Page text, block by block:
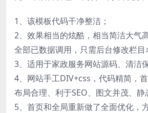
1、该模板代码干净整洁；
2、效果相当的炫酷，相当简洁大气
全部已数据调用，只需后台修改栏目
3、适用于家政服务网站源码、清洁
4、网站手工DIV+css，代码精简，首
布局合理、利于SEO、图文并茂、静
5、首页和全局重新做了全面优化，